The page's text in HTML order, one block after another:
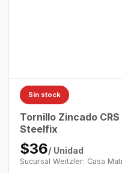
Sin stock
Tornillo Zincado
Steelfix
$36/ Unidad
Sucursal Weitzler: Casa